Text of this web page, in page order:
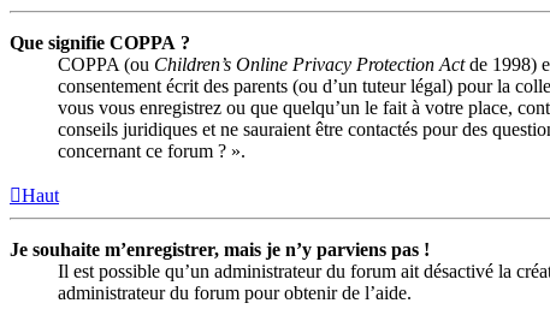
Que signifie COPPA ?
COPPA (ou Children’s Online Privacy Protection Actde 1998)
consentement écrit des parents (ou d’un tuteur légal) pour la
vous vous enregistrez ou que quelqu’un le fait à votre place,
conseils juridiques et ne sauraient être contactés pour des
concernant ce forum ? ».
Haut
Je souhaite m’enregistrer, mais je n’y parviens pas !
Il est possible qu’un administrateur du forum ait désactivé la
administrateur du forum pour obtenir de l’aide.